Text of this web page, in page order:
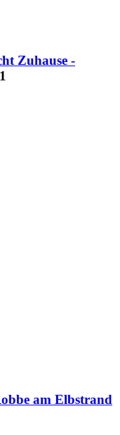
Zuhause -
1
am Elbstrand